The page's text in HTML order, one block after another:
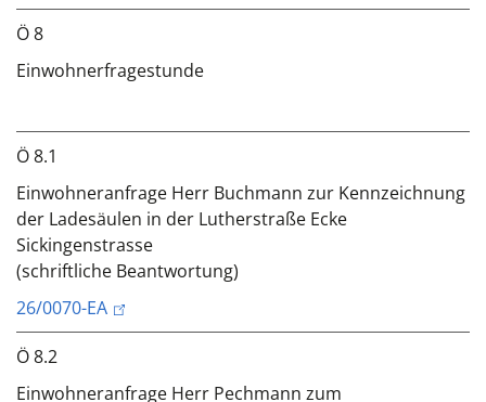
Ö 8
Einwohnerfragestunde
Ö 8.1
Einwohneranfrage Herr Buchmann zur Kennzeichnung
der Ladesäulen in der Lutherstraße Ecke
Sickingenstrasse
(schriftliche Beantwortung)
26/0070-EA
Ö 8.2
Einwohneranfrage Herr Pechmann zum